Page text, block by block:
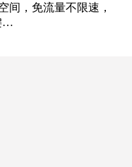
间，免流量不限速，
…